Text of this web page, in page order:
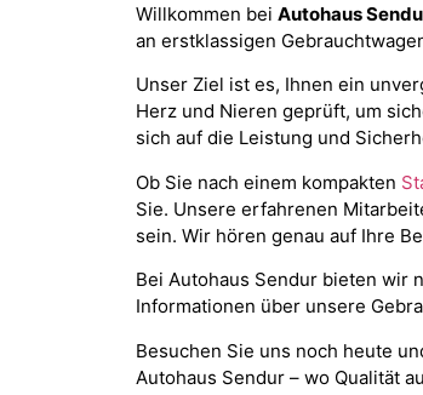
Willkommen bei Autohaus
an erstklassigen
Unser Ziel ist es, Ihnen ein
Herz und Nieren geprüft, um
sich auf die Leistung und
Ob Sie nach einem kompakten
Sie. Unsere erfahrenen
sein. Wir hören genau auf Ihre
Bei Autohaus Sendur bieten wir
Informationen über unsere
Besuchen Sie uns noch heute
Autohaus Sendur – wo Qualität